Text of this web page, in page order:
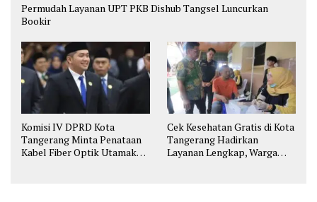
Permudah Layanan UPT PKB Dishub Tangsel Luncurkan
Bookir
Komisi IV DPRD Kota
Tangerang Minta Penataan
Kabel Fiber Optik Utamakan
Cek Kesehatan Gratis di Kota
Tangerang Hadirkan
Layanan Lengkap, Warga